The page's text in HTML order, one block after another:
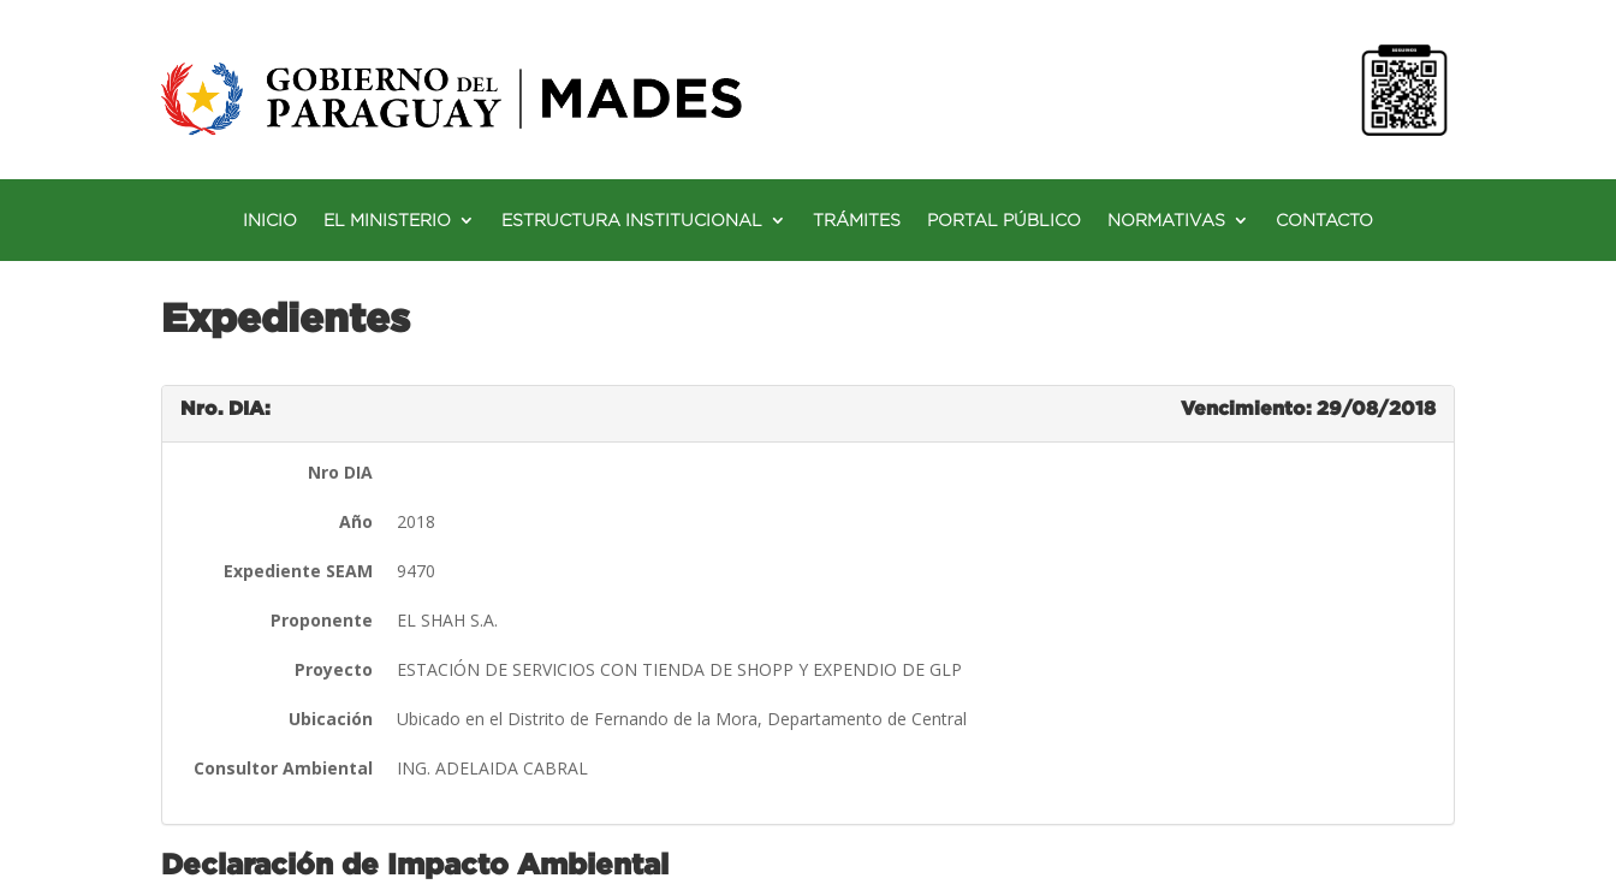
INICIO EL MINISTERIO ESTRUCTURA INSTITUCIONAL TRÁMITES PORTAL PÚBLICO NORMATIVAS CONTACTO
Expedientes
Nro. DIA: Vencimiento: 29/08/2018
Nro DIA
Año 2018
Expediente SEAM 9470
Proponente EL SHAH S.A.
Proyecto ESTACIÓN DE SERVICIOS CON TIENDA DE SHOPP Y EXPENDIO DE GLP
Ubicación Ubicado en el Distrito de Fernando de la Mora, Departamento de Central
Consultor Ambiental ING. ADELAIDA CABRAL
Declaración de Impacto Ambiental